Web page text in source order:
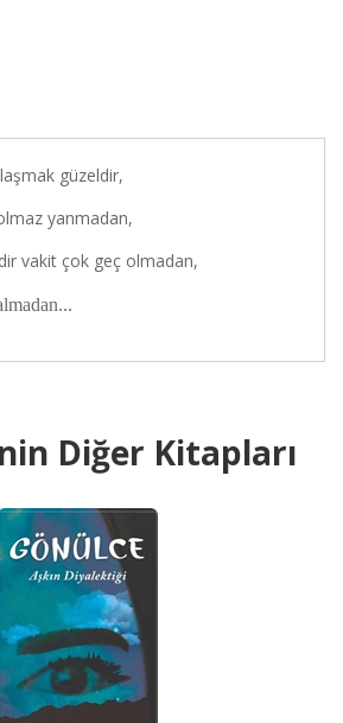
güzeldir,
yanmadan,
vakit çok geç olmadan,
Diğer Kitapları